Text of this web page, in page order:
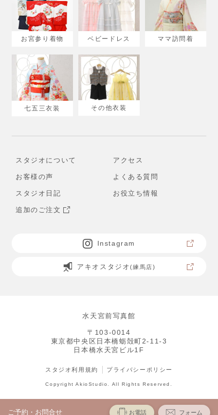
お宮参り着物 ベビードレス ママ訪問着
七五三衣装 その他衣装
スタジオについて アクセス
お客様の声 よくある質問
スタジオ日記 お役立ち情報
追加のご注文
Instagram
アキオスタジオ(練馬店)
水天宮前写真館
〒103-0014
東京都中央区日本橋蛎殻町2-11-3
日本橋水天宮ビル1F
スタジオ利用規約 プライバシーポリシー
Copyright AkioStudio. All Rights Reserved.
ご予約・お問合せ お電話 フォーム